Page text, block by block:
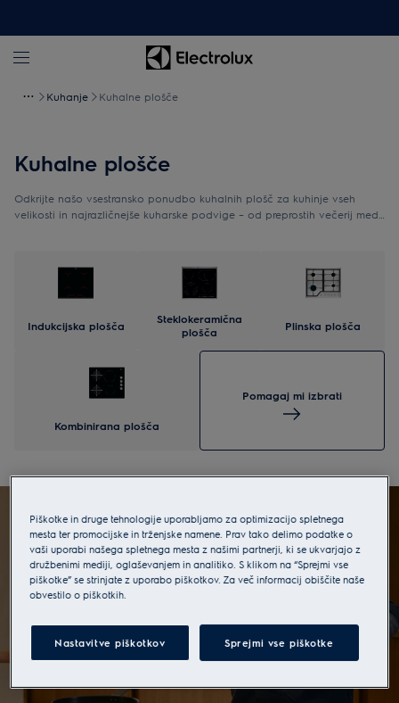
Kuhanje Kuhalne plošče
Kuhalne plošče
Odkrijte našo vsestransko ponudbo kuhalnih plošč za kuhinje vseh
velikosti in najrazličnejše kuharske podvige – od preprostih večerij med
Indukcijska plošča
Steklokeramična
plošča
Plinska plošča
Kombinirana plošča
Pomagaj mi izbrati
Piškotke in druge tehnologije uporabljamo za optimizacijo spletnega
mesta ter promocijske in trženjske namene. Prav tako delimo podatke o
vaši uporabi našega spletnega mesta z našimi partnerji, ki se ukvarjajo z
družbenimi mediji, oglaševanjem in analitiko. S klikom na “Sprejmi vse
piškotke” se strinjate z uporabo piškotkov. Za več informacij obiščite naše
obvestilo o piškotkih.
Nastavitve piškotkov Sprejmi vse piškotke